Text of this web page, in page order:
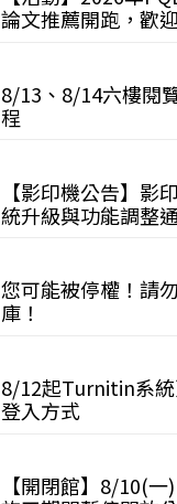
論文推薦開跑，歡
8/13、8/14六樓閱
程
【影印機公告】影
統升級與功能調整
您可能被停權！請
庫！
8/12起Turnitin系
登入方式
【開閉館】8/10(